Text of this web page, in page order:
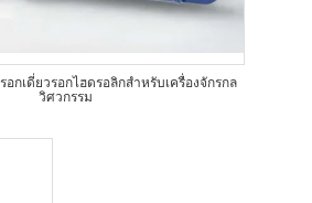
อกเดี่ยวรอกไฮดรอลิกสำหรับเครื่องจักรกล
วิศวกรรม